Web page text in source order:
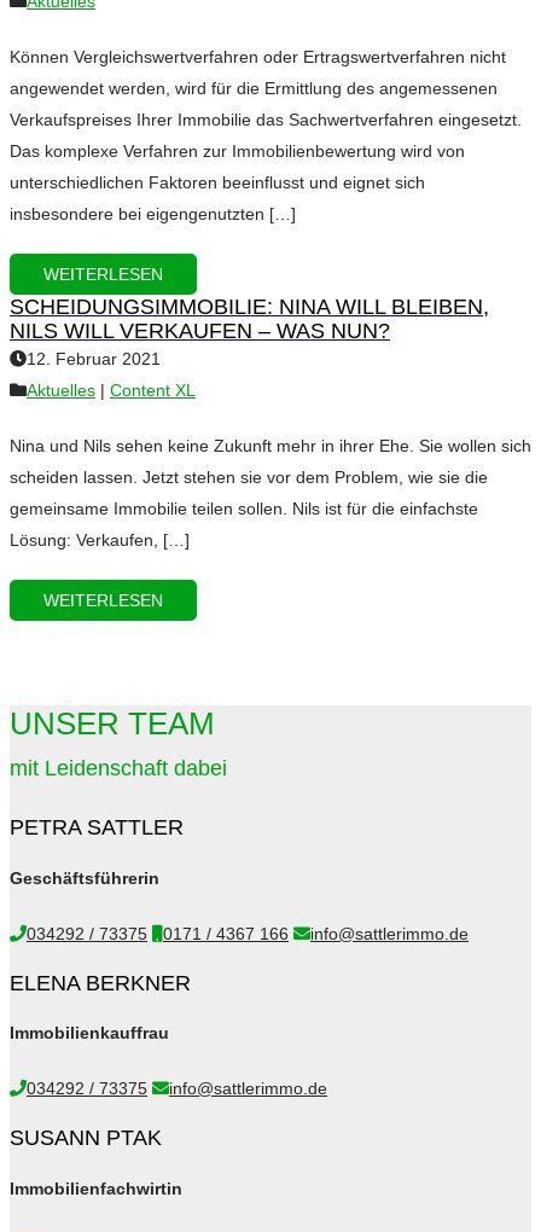
Können Vergleichswertverfahren oder Ertragswertverfahren nicht
angewendet werden, wird für die Ermittlung des angemessenen
Verkaufspreises Ihrer Immobilie das Sachwertverfahren eingesetzt.
Das komplexe Verfahren zur Immobilienbewertung wird von
unterschiedlichen Faktoren beeinflusst und eignet sich
insbesondere bei eigengenutzten […]
WEITERLESEN
SCHEIDUNGSIMMOBILIE: NINA WILL BLEIBEN,
NILS WILL VERKAUFEN – WAS NUN?
12. Februar 2021
Aktuelles | Content XL
Nina und Nils sehen keine Zukunft mehr in ihrer Ehe. Sie wollen sich
scheiden lassen. Jetzt stehen sie vor dem Problem, wie sie die
gemeinsame Immobilie teilen sollen. Nils ist für die einfachste
Lösung: Verkaufen, […]
WEITERLESEN
UNSER TEAM
mit Leidenschaft dabei
PETRA SATTLER
Geschäftsführerin
034292 / 73375 0171 / 4367 166 info@sattlerimmo.de
ELENA BERKNER
Immobilienkauffrau
034292 / 73375 info@sattlerimmo.de
SUSANN PTAK
Immobilienfachwirtin